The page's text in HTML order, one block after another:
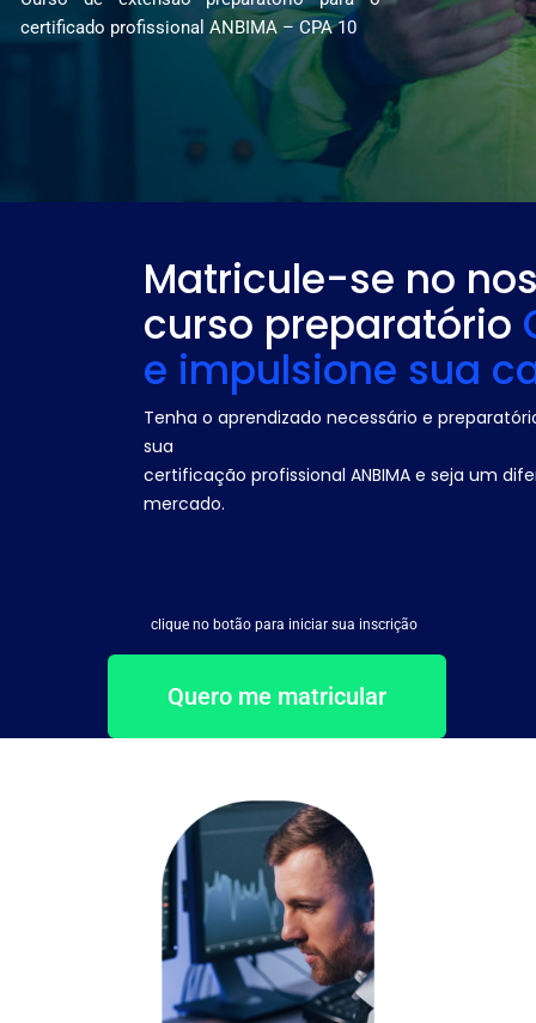
certificado profissional ANBIMA – CPA 10
Matricule-se no
curso preparatório
e impulsione sua
Tenha o aprendizado necessário e
sua
certificação profissional ANBIMA e seja um
mercado.
Quero me matricular
clique no botão para iniciar sua inscrição